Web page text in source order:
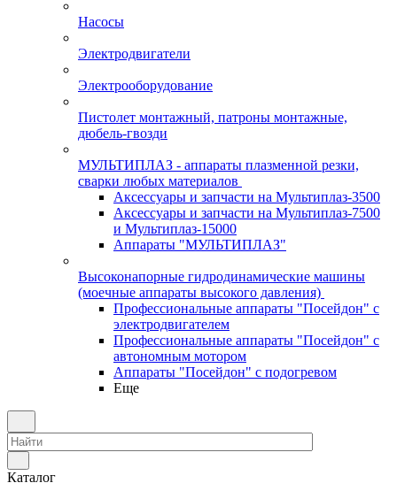
Насосы
Электродвигатели
Электрооборудование
Пистолет монтажный, патроны монтажные,
дюбель-гвозди
МУЛЬТИПЛАЗ - аппараты плазменной резки,
сварки любых материалов
Аксессуары и запчасти на Мультиплаз-3500
Аксессуары и запчасти на Мультиплаз-7500
и Мультиплаз-15000
Аппараты "МУЛЬТИПЛАЗ"
Высоконапорные гидродинамические машины
(моечные аппараты высокого давления)
Профессиональные аппараты "Посейдон" с
электродвигателем
Профессиональные аппараты "Посейдон" с
автономным мотором
Аппараты "Посейдон" с подогревом
Еще
Каталог